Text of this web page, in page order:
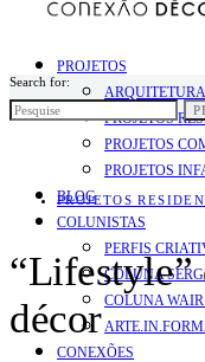
PROJETOS
PROJETOS
PROJETOS
PROJETOS
BLOG
COLUNISTAS
PERFIS
COLUNA
COLUNA
CONEXÕES
Search for:
PROJETOS
“Lifestyle”
décor